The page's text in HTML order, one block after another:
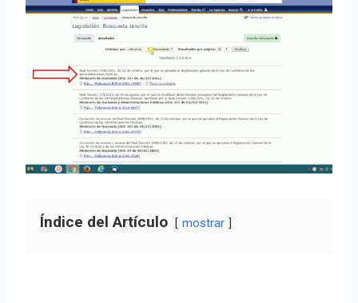
Índice del Artículo mostrar